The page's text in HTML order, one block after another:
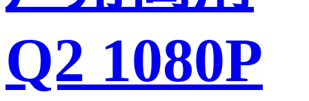
Q2 1080P